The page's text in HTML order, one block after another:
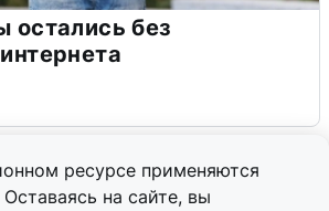
ресурсе применяются
на сайте, вы
остались без